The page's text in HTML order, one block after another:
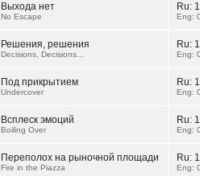
Выхода нет
No Escape
Ru:
Eng:
Решения, решения
Decisions, Decisions...
Ru:
Eng:
Под прикрытием
Undercover
Ru:
Eng:
Всплеск эмоций
Boiling Over
Ru:
Eng:
Переполох на рыночной площади
Fire in the Piazza
Ru:
Eng: